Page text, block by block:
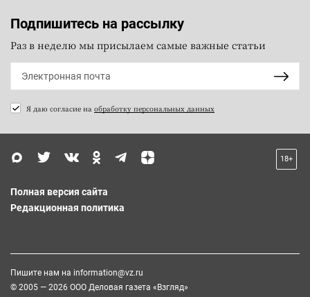
Подпишитесь на рассылку
Раз в неделю мы присылаем самые важные статьи
Я даю согласие на обработку персональных данных
18+
Полная версия сайта
Редакционная политика
Пишите нам на information@vz.ru
© 2005 — 2026 ООО Деловая газета «Взгляд»